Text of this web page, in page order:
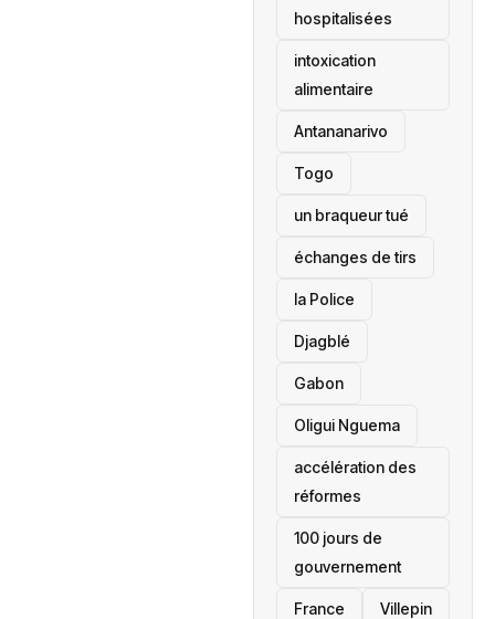
hospitalisées
intoxication
alimentaire
Antananarivo
‎Togo
un braqueur tué
échanges de tirs
la Police
Djagblé
Gabon
Oligui Nguema
accélération des
réformes
100 jours de
gouvernement
France Villepin